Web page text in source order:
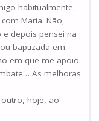
habitualmente,
Maria. Não,
e depois pensei na
baptizada em
em que me apoio.
As melhoras
hoje, ao